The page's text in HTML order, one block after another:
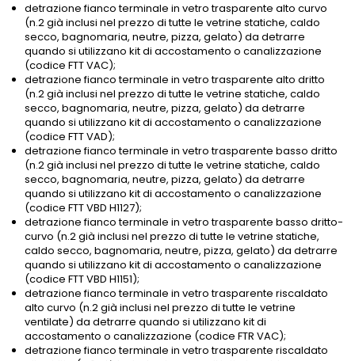
detrazione fianco terminale in vetro trasparente alto curvo
(n.2 già inclusi nel prezzo di tutte le vetrine statiche, caldo
secco, bagnomaria, neutre, pizza, gelato) da detrarre
quando si utilizzano kit di accostamento o canalizzazione
(codice FTT VAC);
detrazione fianco terminale in vetro trasparente alto dritto
(n.2 già inclusi nel prezzo di tutte le vetrine statiche, caldo
secco, bagnomaria, neutre, pizza, gelato) da detrarre
quando si utilizzano kit di accostamento o canalizzazione
(codice FTT VAD);
detrazione fianco terminale in vetro trasparente basso dritto
(n.2 già inclusi nel prezzo di tutte le vetrine statiche, caldo
secco, bagnomaria, neutre, pizza, gelato) da detrarre
quando si utilizzano kit di accostamento o canalizzazione
(codice FTT VBD H1127);
detrazione fianco terminale in vetro trasparente basso dritto-
curvo (n.2 già inclusi nel prezzo di tutte le vetrine statiche,
caldo secco, bagnomaria, neutre, pizza, gelato) da detrarre
quando si utilizzano kit di accostamento o canalizzazione
(codice FTT VBD H1151);
detrazione fianco terminale in vetro trasparente riscaldato
alto curvo (n.2 già inclusi nel prezzo di tutte le vetrine
ventilate) da detrarre quando si utilizzano kit di
accostamento o canalizzazione (codice FTR VAC);
detrazione fianco terminale in vetro trasparente riscaldato